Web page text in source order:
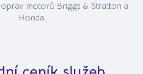
motorů Briggs & Stratton a
Honda.